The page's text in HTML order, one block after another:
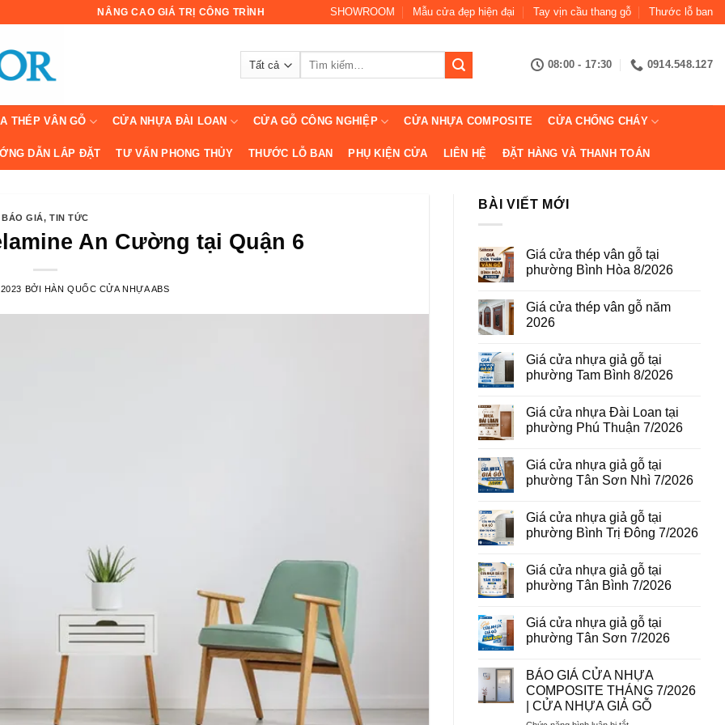
NÂNG CAO GIÁ TRỊ CÔNG TRÌNH SHOWROOM Mẫu cửa đẹp hiện đại Tay vịn cầu thang gỗ Thước lỗ ban
08:00 - 17:30 0914.548.127
THÉP VÂN GỖ CỬA NHỰA ĐÀI LOAN CỬA GỖ CÔNG NGHIỆP CỬA NHỰA COMPOSITE CỬA CHỐNG CHÁY
DẪN LẮP ĐẶT TƯ VẤN PHONG THỦY THƯỚC LỖ BAN PHỤ KIỆN CỬA LIÊN HỆ ĐẶT HÀNG VÀ THANH TOÁN
BÁO GIÁ,TIN TỨC
An Cường tại Quận 6
BỞI HÀN QUỐC CỬA NHỰA ABS
BÀI VIẾT MỚI
Giá cửa thép vân gỗ tại
phường Bình Hòa 8/2026
bình
luận
ở
thép
vân
gỗ
Bình
Hòa
8/2026
Giá cửa thép vân gỗ năm
2026
bình
luận
ở
thép
vân
gỗ
Giá cửa nhựa giả gỗ tại
phường Tam Bình 8/2026
bình
luận
ở
nhựa
giả
gỗ
Tam
Bình
8/2026
Giá cửa nhựa Đài Loan tại
phường Phú Thuận 7/2026
bình
luận
ở
nhựa
Đài
Loan
Phú
Thuận
7/2026
Giá cửa nhựa giả gỗ tại
phường Tân Sơn Nhì 7/2026
bình
luận
ở
nhựa
giả
gỗ
Tân
Sơn
Nhì
Giá cửa nhựa giả gỗ tại
phường Bình Trị Đông 7/2026
bình
luận
ở
nhựa
giả
gỗ
Bình
Trị
Đông
7/2026
Giá cửa nhựa giả gỗ tại
phường Tân Bình 7/2026
bình
luận
ở
nhựa
giả
gỗ
tại
Giá cửa nhựa giả gỗ tại
phường Tân Sơn 7/2026
bình
luận
ở
Giá
BÁO GIÁ CỬA NHỰA
COMPOSITE THÁNG 7/2026
| CỬA NHỰA GIẢ GỖ